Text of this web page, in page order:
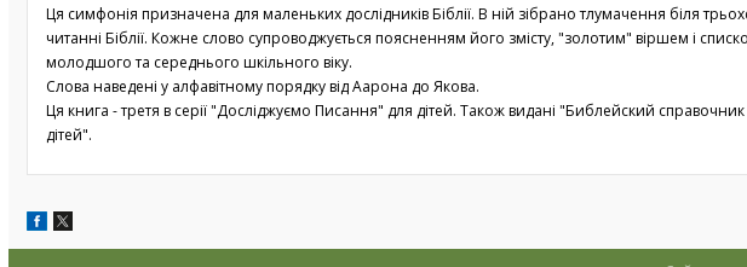
Ця симфонія призначена для маленьких дослідників Біблії. В ній зібрано тлумачення біля
читанні Біблії. Кожне слово супроводжується поясненням його змісту, "золотим" віршем і
молодшого та середнього шкільного віку.
Слова наведені у алфавітному порядку від Аарона до Якова.
Ця книга - третя в серії "Досліджуємо Писання" для дітей. Також видані "Библейский
дітей".